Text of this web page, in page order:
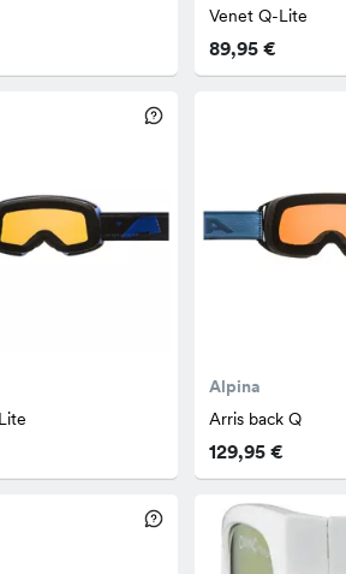
Venet Q-Lite
89,95 €
Alpina
Arris back Q
129,95 €